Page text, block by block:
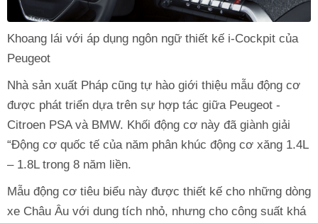
Khoang lái với áp dụng ngôn ngữ thiết kế i-Cockpit của
Peugeot
Nhà sản xuất Pháp cũng tự hào giới thiệu mẫu động cơ
được phát triển dựa trên sự hợp tác giữa Peugeot -
Citroen PSA và BMW. Khối động cơ này đã giành giải
“Động cơ quốc tế của năm phân khúc động cơ xăng 1.4L
– 1.8L trong 8 năm liền.
Mẫu động cơ tiêu biểu này được thiết kế cho những dòng
xe Châu Âu với dung tích nhỏ, nhưng cho công suất khá